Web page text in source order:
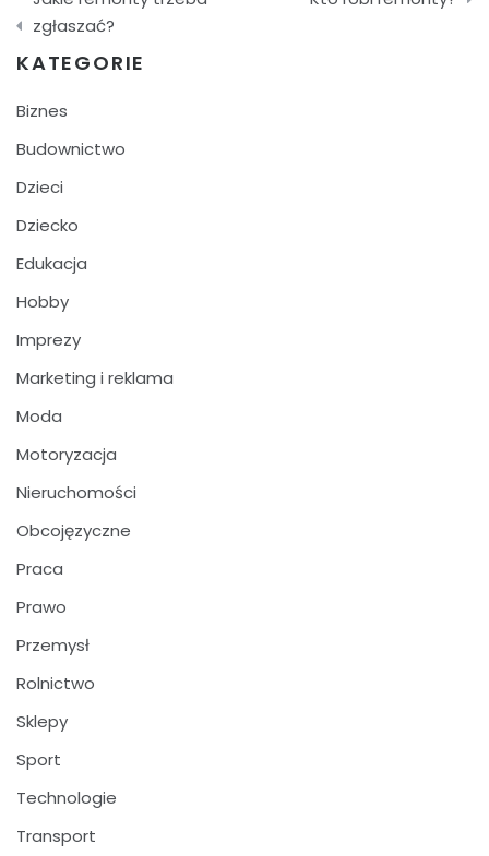
wpisu
zgłaszać?
KATEGORIE
Biznes
Budownictwo
Dzieci
Dziecko
Edukacja
Hobby
Imprezy
Marketing i reklama
Moda
Motoryzacja
Nieruchomości
Obcojęzyczne
Praca
Prawo
Przemysł
Rolnictwo
Sklepy
Sport
Technologie
Transport